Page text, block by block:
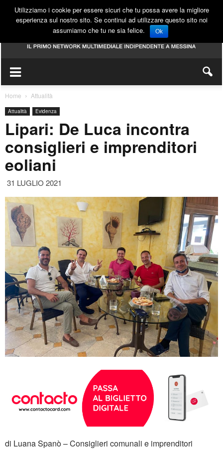
Home Attualità
Attualità Evidenza
Lipari: De Luca incontra
consiglieri e imprenditori
eoliani
31 LUGLIO 2021
di Luana Spanò – Consiglieri comunali e imprenditori
Utilizziamo i cookie per essere sicuri che tu possa avere la migliore
esperienza sul nostro sito. Se continui ad utilizzare questo sito noi
assumiamo che tu ne sia felice.
Ok